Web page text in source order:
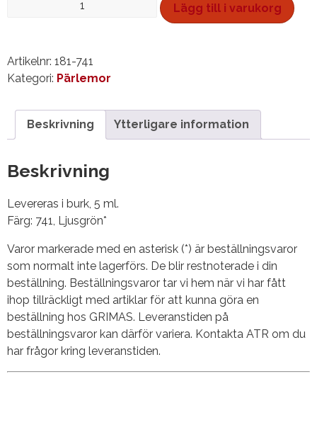
Lägg till i varukorg
Artikelnr: 181-741
Kategori: Pärlemor
Beskrivning Ytterligare information
Beskrivning
Levereras i burk, 5 ml.
Färg: 741, Ljusgrön*
Varor markerade med en asterisk (*) är beställningsvaror
som normalt inte lagerförs. De blir restnoterade i din
beställning. Beställningsvaror tar vi hem när vi har fått
ihop tillräckligt med artiklar för att kunna göra en
beställning hos GRIMAS. Leveranstiden på
beställningsvaror kan därför variera. Kontakta ATR om du
har frågor kring leveranstiden.